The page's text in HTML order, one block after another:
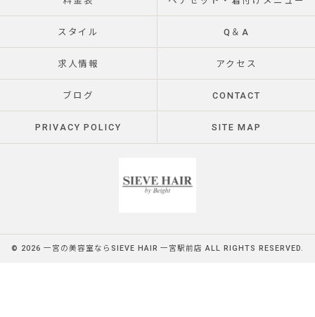
スタイル Q＆A
求人情報 アクセス
ブログ CONTACT
PRIVACY POLICY SITE MAP
© 2026 一宮の美容室ならSIEVE HAIR 一宮駅前店 ALL RIGHTS RESERVED.